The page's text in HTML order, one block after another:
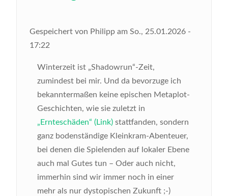
Gespeichert von Philipp am So., 25.01.2026 -
17:22
Winterzeit ist „Shadowrun“-Zeit,
zumindest bei mir. Und da bevorzuge ich
bekanntermaßen keine epischen Metaplot-
Geschichten, wie sie zuletzt in
„Ernteschäden“ (Link) stattfanden, sondern
ganz bodenständige Kleinkram-Abenteuer,
bei denen die Spielenden auf lokaler Ebene
auch mal Gutes tun – Oder auch nicht,
immerhin sind wir immer noch in einer
mehr als nur dystopischen Zukunft ;-)